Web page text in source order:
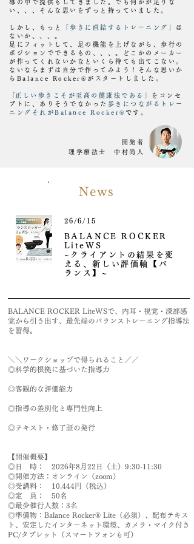
導の中で提供もしてきました。でも何かが足りな
い、、、そんな思いをずっと持っていました。
しかし、もっと 「歩きに直結するトレーニング」 は
ないか、、、。
足にフィットして、足の機能を上げながら、歩行の
ポジションでできるもの、、、。どこかのメーカー
が作ってくれないかなといくら待ても出てこない。
ないならまずは自分で作ってみよう！そんな思いか
らBalance Rocker®がスタートしました。
正しい歩きこそが至高の健康法である」 をコンセ
プトに、ありそうでなかった 歩きにつながるトレー
ニングそれがBalance Rocker® です。
開発者
理学療法士 中村尚人
News
26/6/15
BALANCE ROCKER
LiteWS
~クライアントの結果を変
える、新しい評価軸【バ
ランス】~
BALANCE ROCKER LiteWSで、内耳・視覚・深部感
覚から引き出す、最先端のバランストレーニング指導法
を習得。
＼＼ワークショップで得られること／／
◎科学的根拠に基づいた指導力
◎客観的な評価能力
◎指導の差別化と専門性向上
◎テキスト・修了証の発行
【開催概要】
◎日 時： 2026年8月22日（土）9:30-11:30
◎開催方法：オンライン（zoom）
◎受講料： 10,444円（税込）
◎定 員： 50名
◎最少催行人数：3名
◎準備物：Balance Rocker® Lite（必須）、配布テキス
ト、安定したインターネット環境、カメラ・マイク付き
PC/タブレット（スマートフォンも可）